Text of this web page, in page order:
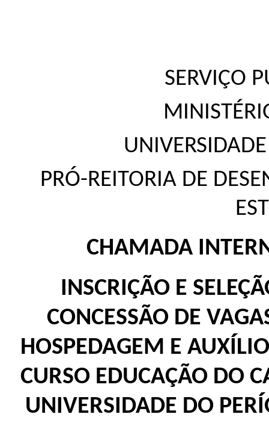
SERVIÇO
PRÓ-REITORIA DE
CHAMADA
INSCRIÇÃO E
CONCESSÃO DE
HOSPEDAGEM E
CURSO EDUCAÇÃO DO
UNIVERSIDADE DO